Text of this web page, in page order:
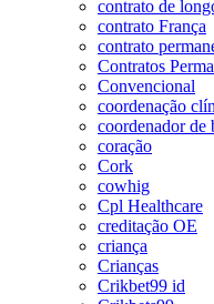
contrato de
contrato França
contrato
Contratos
Convencional
coordenação
coordenador de
coração
Cork
cowhig
Cpl Healthcare
creditação OE
criança
Crianças
Crikbet99 id